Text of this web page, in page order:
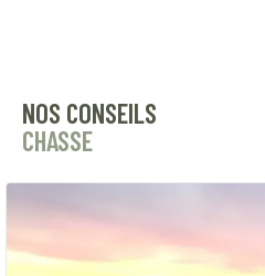
NOS CONSEILS
CHASSE